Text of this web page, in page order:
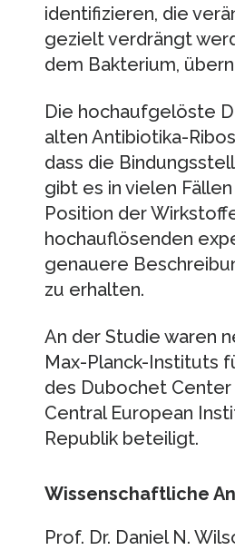
identifizieren, die
gezielt verdrängt
dem Bakterium,
Die hochaufgelöste
alten Antibiotika-
dass die
gibt es in vielen
Position der
hochauflösenden
genauere
zu erhalten.
An der Studie waren
Max-Planck-Instituts
des Dubochet Center
Central European
Republik beteiligt.
Wissenschaftliche
Prof. Dr. Daniel N.